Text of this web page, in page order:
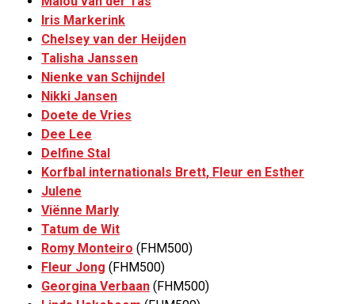
Iris Markerink
Chelsey van der Heijden
Talisha Janssen
Nienke van Schijndel
Nikki Jansen
Doete de Vries
Dee Lee
Delfine Stal
Korfbal internationals Brett, Fleur en Esther
Julene
Viënne Marly
Tatum de Wit
Romy Monteiro (FHM500)
Fleur Jong (FHM500)
Georgina Verbaan (FHM500)